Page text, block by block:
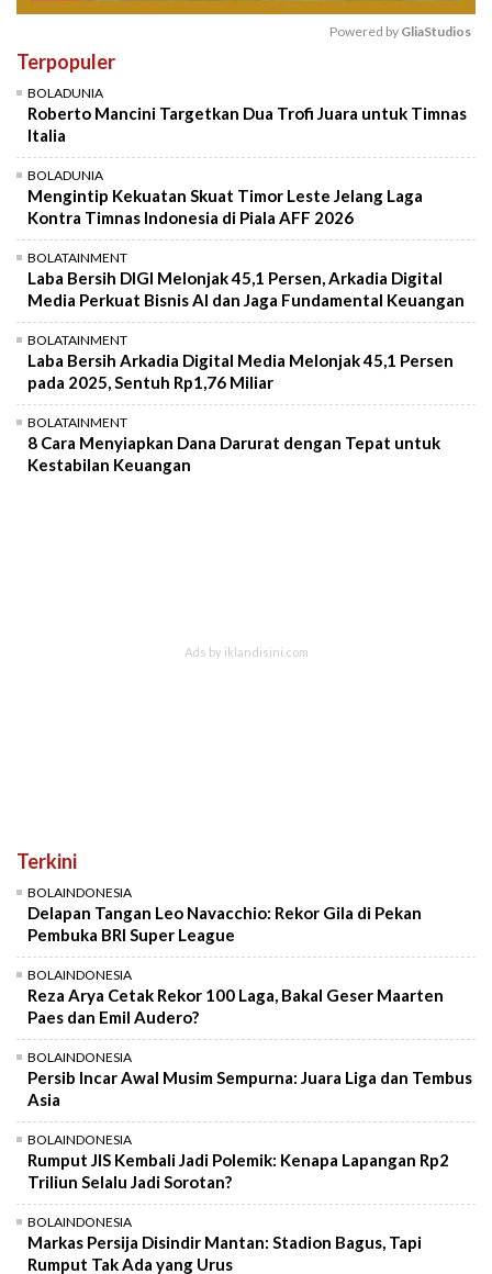
Powered by GliaStudios
Terpopuler
BOLADUNIA
Roberto Mancini Targetkan Dua Trofi Juara untuk Timnas
Italia
BOLADUNIA
Mengintip Kekuatan Skuat Timor Leste Jelang Laga
Kontra Timnas Indonesia di Piala AFF 2026
BOLATAINMENT
Laba Bersih DIGI Melonjak 45,1 Persen, Arkadia Digital
Media Perkuat Bisnis AI dan Jaga Fundamental Keuangan
BOLATAINMENT
Laba Bersih Arkadia Digital Media Melonjak 45,1 Persen
pada 2025, Sentuh Rp1,76 Miliar
BOLATAINMENT
8 Cara Menyiapkan Dana Darurat dengan Tepat untuk
Kestabilan Keuangan
Terkini
BOLAINDONESIA
Delapan Tangan Leo Navacchio: Rekor Gila di Pekan
Pembuka BRI Super League
BOLAINDONESIA
Reza Arya Cetak Rekor 100 Laga, Bakal Geser Maarten
Paes dan Emil Audero?
BOLAINDONESIA
Persib Incar Awal Musim Sempurna: Juara Liga dan Tembus
Asia
BOLAINDONESIA
Rumput JIS Kembali Jadi Polemik: Kenapa Lapangan Rp2
Triliun Selalu Jadi Sorotan?
BOLAINDONESIA
Markas Persija Disindir Mantan: Stadion Bagus, Tapi
Rumput Tak Ada yang Urus